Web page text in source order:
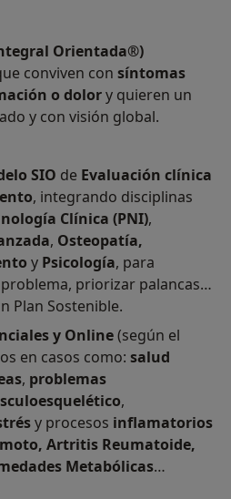
Orientada®)
conviven con síntomas
o dolory quieren un
y con visión global.
SIO de Evaluación clínica
, integrando disciplinas
Clínica (PNI),
, Osteopatía,
y Psicología, para
priorizar palancas
Plan Sostenible.
y Online(según el
en casos como: salud
, problemas
,
y procesos inflamatorios
Artritis Reumatoide,
Metabólicas